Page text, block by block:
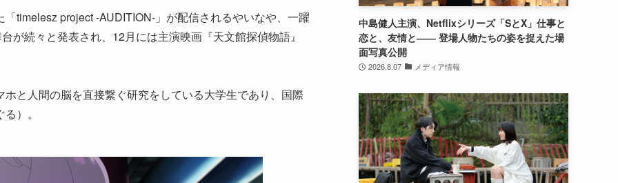
timelesz project -AUDITION-」が配信されるやいなや、一躍
が続々と発表され、12月には主演映画『天文館探偵物語』
と人間の脳を直接繋ぐ研究をしている大学生であり、国際
）。
中島健人主演、Netflixシリーズ「SとX」仕事と
恋と、友情と―― 登場人物たちの姿を捉えた場
面写真公開
2026.8.07 メディア情報